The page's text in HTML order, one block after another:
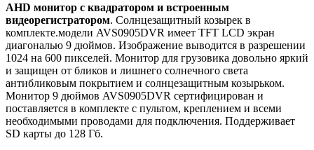
AHD монитор с квадратором и встроенным
видеорегистратором. Солнцезащитный козырек в
комплекте.модели AVS0905DVR имеет TFT LCD экран
диагональю 9 дюймов. Изображение выводится в разрешении
1024 на 600 пикселей. Монитор для грузовика довольно яркий
и защищен от бликов и лишнего солнечного света
антибликовым покрытием и солнцезащитным козырьком.
Монитор 9 дюймов AVS0905DVR сертифицирован и
поставляется в комплекте с пультом, креплением и всеми
необходимыми проводами для подключения. Поддерживает
SD карты до 128 Гб.